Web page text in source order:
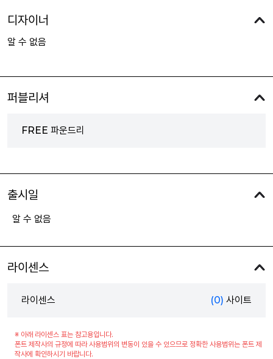
디자이너
알 수 없음
퍼블리셔
FREE 파운드리
출시일
알 수 없음
라이센스
라이센스 (0) 사이트
※ 아래 라이센스 표는 참고용입니다.
폰트 제작사의 규정에 따라 사용범위의 변동이 있을 수 있으므로 정확한 사용범위는 폰트 제
작사에 확인하시기 바랍니다.